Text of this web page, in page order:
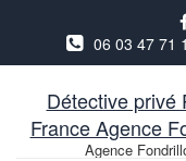
06 03 47 71
Détective privé
France Agence
Agence